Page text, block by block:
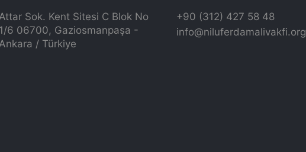
Sok. Kent Sitesi C Blok No
1/6 06700, Gaziosmanpaşa -
/ Türkiye
+90 (312) 427 58 48
info@niluferdamalivakfi.org